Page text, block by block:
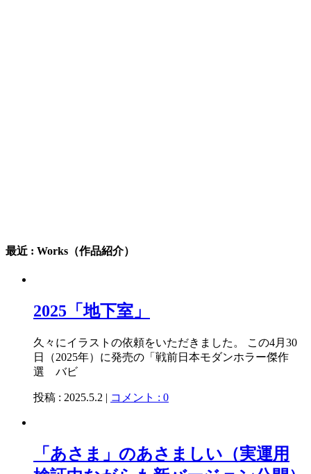
最近 : Works（作品紹介）
2025「地下室」
久々にイラストの依頼をいただきました。 この4月30
日（2025年）に発売の「戦前日本モダンホラー傑作
選 バビ
投稿 : 2025.5.2 | コメント : 0
「あさま」のあさましい（実運用